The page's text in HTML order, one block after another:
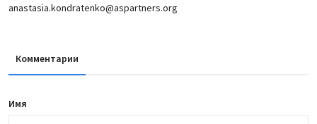
anastasia.kondratenko@aspartners.org
Комментарии
Имя